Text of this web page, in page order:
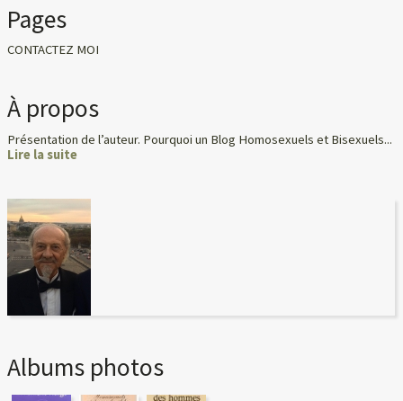
Pages
CONTACTEZ MOI
À propos
Présentation de l’auteur. Pourquoi un Blog Homosexuels et Bisexuels...
Lire la suite
Albums photos